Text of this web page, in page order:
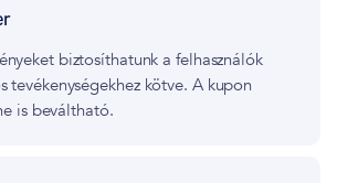
biztosíthatunk a felhasználók
tevékenységekhez kötve. A kupon
is beváltható.